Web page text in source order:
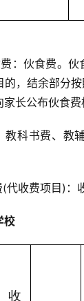
伙食费。伙
，结余部分
长公布伙食费
书费、教辅
费项目)：收
校
收